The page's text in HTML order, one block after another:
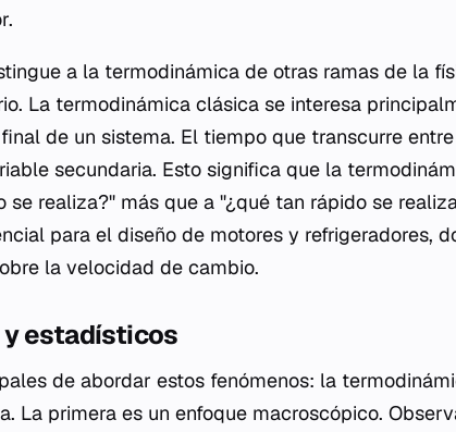
a la termodinámica de otras ramas de la
La termodinámica clásica se interesa
de un sistema. El tiempo que transcurre
secundaria. Esto significa que la
realiza?" más que a "¿qué tan rápido se
para el diseño de motores y refrigeradores,
la velocidad de cambio.
estadísticos
de abordar estos fenómenos: la
La primera es un enfoque macroscópico.